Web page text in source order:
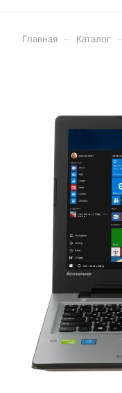
Главная Каталог